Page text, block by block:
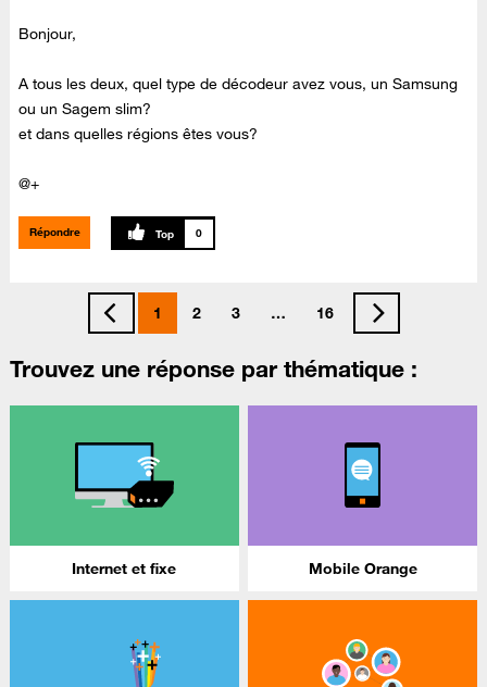
Bonjour,
A tous les deux, quel type de décodeur avez vous, un Samsung
ou un Sagem slim?
et dans quelles régions êtes vous?
@+
Répondre 0
1 2 3 … 16
Trouvez une réponse par thématique :
Internet et fixe Mobile Orange